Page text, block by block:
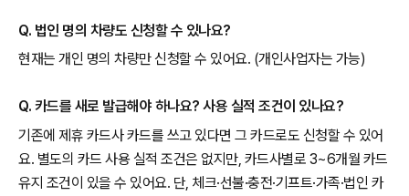
Q. 법인 명의 차량도 신청할 수 있나요?
현재는 개인 명의 차량만 신청할 수 있어요. (개인사업자는 가능)
Q. 카드를 새로 발급해야 하나요? 사용 실적 조건이 있나요?
기존에 제휴 카드사 카드를 쓰고 있다면 그 카드로도 신청할 수 있어
요. 별도의 카드 사용 실적 조건은 없지만, 카드사별로 3~6개월 카드
유지 조건이 있을 수 있어요. 단, 체크·선불·충전·기프트·가족·법인 카